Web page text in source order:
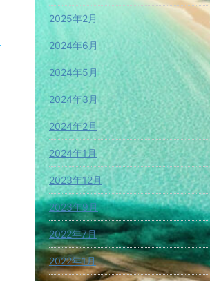
2025年2月
2024年6月
2024年5月
2024年3月
2024年2月
2024年1月
2023年12月
2023年9月
2022年7月
2022年1月